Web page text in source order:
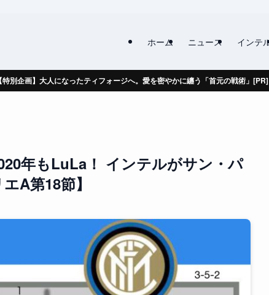
ホーム ニュース インテ
【特別企画】大人になったティフォージへ。愛を密やかに纏う「首元の戦術」[PR]
年もLuLa！ インテルがサン・パ
A第18節】